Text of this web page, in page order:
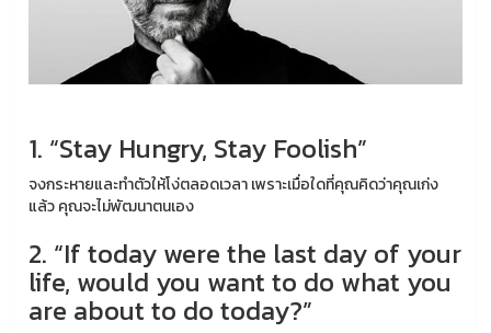
1. “Stay Hungry, Stay Foolish”
จงกระหายและทำตัวให้โง่ตลอดเวลา เพราะเมื่อใดที่คุณคิดว่าคุณเก่ง
แล้ว คุณจะไม่พัฒนาตนเอง
2. “If today were the last day of your
life, would you want to do what you
are about to do today?”